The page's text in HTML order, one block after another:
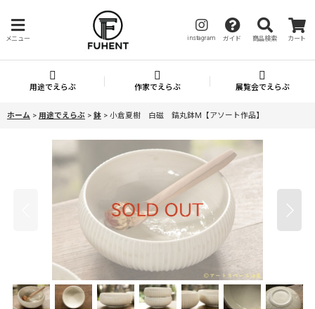
メニュー instagram ガイド 商品検索 カート
用途でえらぶ 作家でえらぶ 展覧会でえらぶ
ホーム > 用途でえらぶ > 鉢 > 小倉夏樹 白磁 鎬丸鉢M【アソート作品】